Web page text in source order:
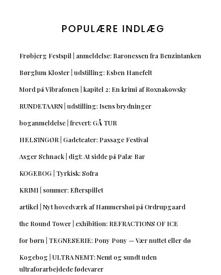
POPULÆRE INDLÆG
Frøbjerg Festspil | anmeldelse: Baronessen fra Benzintanken
Børglum Kloster | udstilling: Esben Hanefelt
Mord på Vibrafonen | kapitel 2: En krimi af Roxnakowsky
RUNDETAARN | udstilling: Isens brydninger
boganmeldelse | frevert: GÅ TUR
HELSINGØR | Gadeteater: Passage Festival
Asger Schnack | digt: At sidde på Palæ Bar
KOGEBOG | Tyrkisk: Sofra
KRIMI | sommer: Efterspillet
artikel | Nyt hovedværk af Hammershøi på Ordrupgaard
the Round Tower | exhibition: REFRACTIONS OF ICE
for børn | TEGNESERIE: Pony Pony — Vær nuttet eller dø
Kogebog | ULTRA NEMT: Nemt og sundt uden
ultraforarbejdede fødevarer